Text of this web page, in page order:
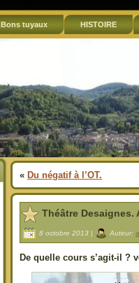
Bons tuyaux HISTOIRE
« Du négatif à l’OT.
Théâtre Desaignes.
8 octobre 2013 | Auteur:
De quelle cours s’agit-il ?